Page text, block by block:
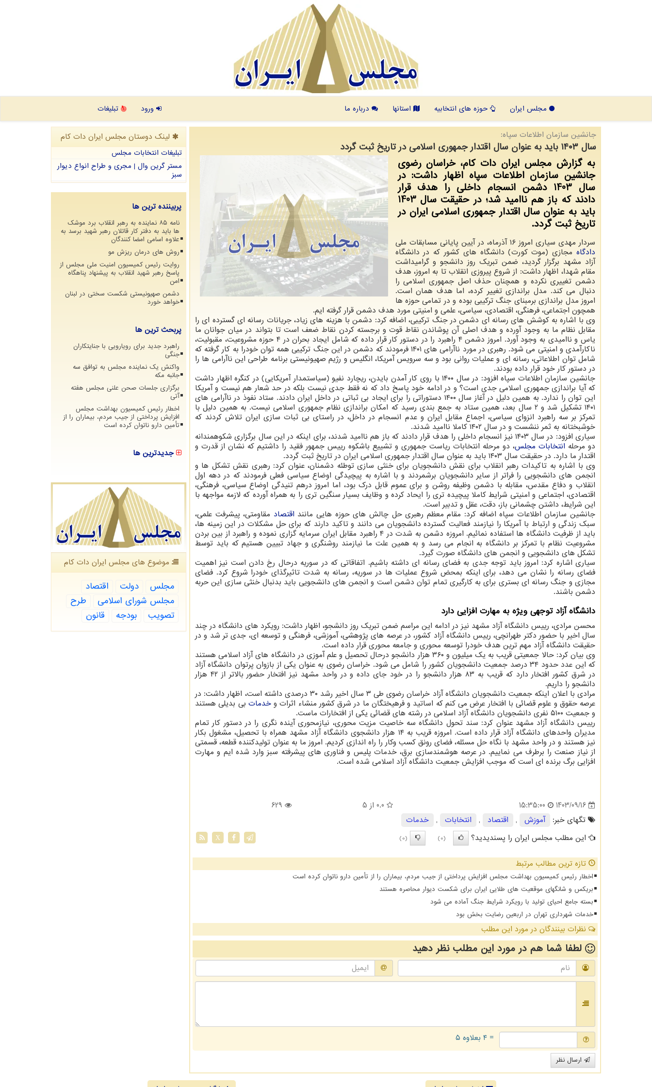
مجلس ایران حوزه های انتخابیه استانها درباره ما ورود تبلیغات
جانشین سازمان اطلاعات سپاه:
سال ۱۴۰۳ باید به عنوان سال اقتدار جمهوری اسلامی در تاریخ ثبت گردد
به گزارش مجلس ایران دات کام، خراسان رضوی
جانشین سازمان اطلاعات سپاه اظهار داشت: در
سال 1403 دشمن انسجام داخلی را هدف قرار
دادند که باز هم ناامید شد؛ در حقیقت سال 1403
باید به عنوان سال اقتدار جمهوری اسلامی ایران در
تاریخ ثبت گردد.
سردار مهدی سیاری امروز ۱۶ آذرماه، در آیین پایانی مسابقات ملی
دادگاه مجازی (موت کورت) دانشگاه های کشور که در دانشگاه
آزاد مشهد برگزار گردید، ضمن تبریک روز دانشجو و گرامیداشت
مقام شهدا، اظهار داشت: از شروع پیروزی انقلاب تا به امروز، هدف
دشمن تغییری نکرده و همچنان حذف اصل جمهوری اسلامی را
دنبال می کند. مدل براندازی تغییر کرده، اما هدف همان است.
امروز مدل براندازی برمبنای جنگ ترکیبی بوده و در تمامی حوزه ها
همچون اجتماعی، فرهنگی، اقتصادی، سیاسی، علمی و امنیتی مورد هدف دشمن قرار گرفته ایم.
وی با اشاره به کوشش های رسانه ای دشمن در جنگ ترکیبی، اضافه کرد: دشمن با هزینه های زیاد، جریانات رسانه ای گسترده ای را
مقابل نظام ما به وجود آورده و هدف اصلی آن پوشاندن نقاط قوت و برجسته کردن نقاط ضعف است تا بتواند در میان جوانان ما
یاس و ناامیدی به وجود آورد. امروز دشمن ۴ راهبرد را در دستور کار قرار داده که شامل ایجاد بحران در ۴ حوزه مشروعیت، مقبولیت،
ناکارآمدی و امنیتی می شود. رهبری در مورد ناآرامی های ۱۴۰۱ فرمودند که دشمن در این جنگ ترکیبی همه توان خودرا به کار گرفته که
شامل توان اطلاعاتی، رسانه ای و عملیات روانی بود و سه سرویس آمریکا، انگلیس و رژیم صهیونیستی برنامه طراحی این ناآرامی ها را
در دستور کار خود قرار داده بودند.
جانشین سازمان اطلاعات سپاه افزود: در سال ۱۴۰۰ با روی کار آمدن بایدن، ریچارد نفیو (سیاستمدار آمریکایی) در کنگره اظهار داشت
که آیا براندازی جمهوری اسلامی جدی است؟ و در ادامه خود پاسخ داد که نه فقط جدی نیست بلکه در حد شعار هم نیست و آمریکا
این توان را ندارد. به همین دلیل در آغاز سال ۱۴۰۰ دستوراتی را برای ایجاد بی ثباتی در داخل ایران دادند. ستاد نفوذ در ناآرامی های
۱۴۰۱ تشکیل شد و ۲ سال بعد، همین ستاد به جمع بندی رسید که امکان براندازی نظام جمهوری اسلامی نیست. به همین دلیل با
تمرکز بر سه راهبرد انزوای سیاسی، اجماع مقابل ایران و عدم انسجام در داخل، در راستای بی ثبات سازی ایران تلاش کردند که
خوشبختانه به ثمر ننشست و در سال ۱۴۰۲ کاملا ناامید شدند.
سیاری افزود: در سال ۱۴۰۳ نیز انسجام داخلی را هدف قرار دادند که باز هم ناامید شدند، برای اینکه در این سال برگزاری شکوهمندانه
دو مرحله انتخابات مجلس، دو مرحله انتخابات ریاست جمهوری و تشییع باشکوه رییس جمهور فقید را داشتیم که نشان از قدرت و
اقتدار ما دارد. در حقیقت سال ۱۴۰۳ باید به عنوان سال اقتدار جمهوری اسلامی ایران در تاریخ ثبت گردد.
وی با اشاره به تاکیدات رهبر انقلاب برای نقش دانشجویان برای خنثی سازی توطئه دشمنان، عنوان کرد: رهبری نقش تشکل ها و
انجمن های دانشجویی را فراتر از سایر دانشجویان برشمردند و با اشاره به پیچیدگی اوضاع سیاسی فعلی فرمودند که در دهه اول
انقلاب و دفاع مقدس، مقابله با دشمن وظیفه روشن و برای عموم قابل درک بود، اما امروز درهم تنیدگی اوضاع سیاسی، فرهنگی،
اقتصادی، اجتماعی و امنیتی شرایط کاملا پیچیده تری را ایحاد کرده و وظایف بسیار سنگین تری را به همراه آورده که لازمه مواجهه با
این شرایط، داشتن چشمانی باز، دقت، عقل و تدبیر است.
جانشین سازمان اطلاعات سپاه اضافه کرد: مقام معظم رهبری حل چالش های حوزه هایی مانند اقتصاد مقاومتی، پیشرفت علمی،
سبک زندگی و ارتباط با آمریکا را نیازمند فعالیت گسترده دانشجویان می دانند و تاکید دارند که برای حل مشکلات در این زمینه ها،
باید از ظرفیت دانشگاه ها استفاده نمائیم. امروزه دشمن به شدت در ۴ راهبرد مقابل ایران سرمایه گزاری نموده و راهبرد از بین بردن
مشروعیت نظام با تمرکز بر دانشگاه به انجام می رسد و به همین علت ما نیازمند روشنگری و جهاد تبیین هستیم که باید توسط
تشکل های دانشجویی و انجمن های دانشگاه صورت گیرد.
سیاری اشاره کرد: امروز باید توجه جدی به فضای رسانه ای داشته باشیم. اتفاقاتی که در سوریه درحال رخ دادن است نیز اهمیت
فضای رسانه را نشان می دهد، برای اینکه بمحض شروع عملیات ها در سوریه، رسانه به شدت تاثیرگذای خودرا شروع کرد. فضای
مجازی و جنگ رسانه ای بستری برای به کارگیری تمام توان دشمن است و انجمن های دانشجویی باید بدنبال خنثی سازی این حربه
دشمن باشند.
دانشگاه آزاد توجهی ویژه به مهارت افزایی دارد
محسن مرادی، رییس دانشگاه آزاد مشهد نیز در ادامه این مراسم ضمن تبریک روز دانشجو، اظهار داشت: رویکرد های دانشگاه در چند
سال اخیر با حضور دکتر طهرانچی، رییس دانشگاه آزاد کشور، در عرصه های پژوهشی، آموزشی، فرهنگی و توسعه ای، جدی تر شد و در
حقیقت دانشگاه آزاد مهم ترین هدف خودرا توسعه محوری و جامعه محوری قرار داده است.
وی بیان کرد: حالا جمعیتی قریب به یک میلیون و ۳۶۰ هزار دانشجو درحال تحصیل و علم آموزی در دانشگاه های آزاد اسلامی هستند
که این عدد حدود ۳۴ درصد جمعیت دانشجویان کشور را شامل می شود. خراسان رضوی به عنوان یکی از بازوان پرتوان دانشگاه آزاد
در شرق کشور افتخار دارد که قریب به ۸۳ هزار دانشجو را در خود جای داده و در واحد مشهد نیز افتخار حضور بالاتر از ۴۲ هزار
دانشجو را داریم.
مرادی با اعلان اینکه جمعیت دانشجویان دانشگاه آزاد خراسان رضوی طی ۳ سال اخیر رشد ۳۰ درصدی داشته است، اظهار داشت: در
عرصه حقوق و علوم قضائی با افتخار عرض می کنم که اساتید و فرهیختگان ما در شرق کشور منشاء اثرات وخدمات بی بدیلی هستند
و جمعیت ۵۱۰۰ نفری دانشجویان دانشگاه آزاد اسلامی در رشته های قضائی یکی از افتخارات ماست.
رییس دانشگاه آزاد مشهد عنوان کرد: سند تحول دانشگاه سه خاصیت مزیت محوری، نیازمحوری آینده نگری را در دستور کار تمام
مدیران واحدهای دانشگاه آزاد قرار داده است. امروزه قریب به ۱۴ هزار دانشجوی دانشگاه آزاد مشهد همراه با تحصیل، مشغول بکار
نیز هستند و در واحد مشهد با نگاه حل مسئله، فضای رونق کسب وکار را راه اندازی کردیم. امروز ما به عنوان تولیدکننده قطعه، قسمتی
از نیاز صنعت را برطرف می نماییم. در عرصه هوشمندسازی برق، خدمات پلیس و فناوری های پیشرفته سبز وارد شده ایم و مهارت
افزایی برگ برنده ای است که موجب افزایش جمعیت دانشگاه آزاد اسلامی شده است.
1403/09/16
15:35:00
0.0 از 5
629
تگهای خبر:
آموزش , اقتصاد , انتخابات ,
خدمات
این مطلب مجلس ایران را پسندیدید؟
(0)
(0)
X
تازه ترین مطالب مرتبط
اخطار رئیس کمیسیون بهداشت مجلس افزایش پرداختی از جیب مردم، بیماران را از تأمین دارو ناتوان کرده است
بریکس و شانگهای موقعیت های طلایی ایران برای شکست دیوار محاصره هستند
بسته جامع احیای تولید با رویکرد شرایط جنگ آماده می شود
خدمات شهرداری تهران در اربعین رضایت بخش بود
نظرات بینندگان در مورد این مطلب
لطفا شما هم در مورد این مطلب نظر دهید
= ۴ بعلاوه ۵
ارسال نظر
لینک دوستان مجلس ایران دات كام
تبلیغات انتخابات مجلس
مستر گرین وال | مجری و طراح انواع دیوار
سبز
پربیننده ترین ها
نامه ۸۵ نماینده به رهبر انقلاب برد موشک
ها باید به دفتر کار قاتلان رهبر شهید برسد به
علاوه اسامی امضا کنندگان
روش های درمان ریزش مو
روایت رئیس کمیسیون امنیت ملی مجلس از
پاسخ رهبر شهید انقلاب به پیشنهاد پناهگاه
امن
دشمن صهیونیستی شکست سختی در لبنان
خواهد خورد
پربحث ترین ها
راهبرد جدید برای رویارویی با جنایتکاران
جنگی
واکنش یک نماینده مجلس به توافق سه
جانبه مکه
برگزاری جلسات صحن علنی مجلس هفته
آتی
اخطار رئیس کمیسیون بهداشت مجلس
افزایش پرداختی از جیب مردم، بیماران را از
تأمین دارو ناتوان کرده است
جدیدترین ها
موضوع های مجلس ایران دات كام
مجلس دولت
اقتصاد
مجلس شورای اسلامی
طرح
تصویب
بودجه قانون